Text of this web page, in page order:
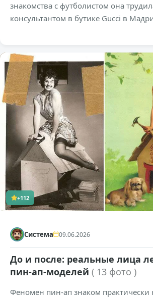
знакомства с футболистом она
консультантом в бутике Gucci в
+112
Система 09.06.2026
До и после: реальные лица
пин-ап-моделей ( 13 фото )
Феномен пин-ап знаком практически